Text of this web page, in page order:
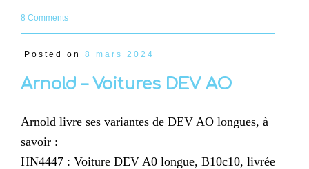
8 Comments
Posted on 8 mars 2024
Arnold – Voitures DEV AO
Arnold livre ses variantes de DEV AO longues, à
savoir :
HN4447 : Voiture DEV A0 longue, B10c10, livrée